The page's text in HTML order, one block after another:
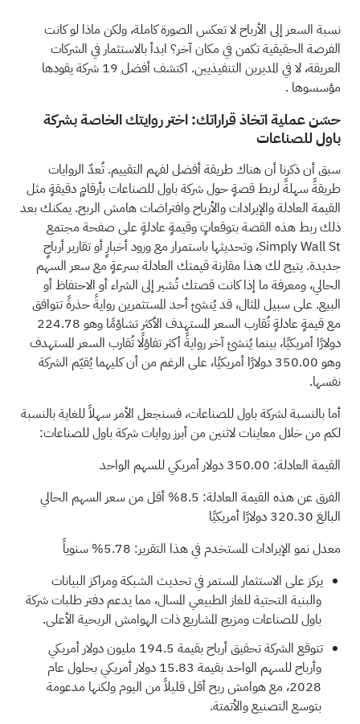
نسبة السعر إلى الأرباح لا تعكس الصورة كاملة، ولكن ماذا لو كانت
الفرصة الحقيقية تكمن في مكان آخر؟ ابدأ بالاستثمار في الشركات
العريقة، لا في المديرين التنفيذيين. اكتشف أفضل 19 شركة يقودها
مؤسسوها .
حسّن عملية اتخاذ قراراتك: اختر روايتك الخاصة بشركة
باول للصناعات
سبق أن ذكرنا أن هناك طريقة أفضل لفهم التقييم. تُعدّ الروايات
طريقةً سهلةً لربط قصةٍ حول شركة باول للصناعات بأرقامٍ دقيقةٍ مثل
القيمة العادلة والإيرادات والأرباح وافتراضات هامش الربح. يمكنك بعد
ذلك ربط هذه القصة بتوقعاتٍ وقيمةٍ عادلةٍ على صفحة مجتمع
Simply Wall St، وتحديثها باستمرار مع ورود أخبارٍ أو تقارير أرباحٍ
جديدة. يتيح لك هذا مقارنة قيمتك العادلة بسرعةٍ مع سعر السهم
الحالي، ومعرفة ما إذا كانت قصتك تُشير إلى الشراء أو الاحتفاظ أو
البيع. على سبيل المثال، قد يُنشئ أحد المستثمرين روايةً حذرةً تتوافق
مع قيمةٍ عادلةٍ تُقارب السعر المستهدف الأكثر تشاؤمًا وهو 224.78
دولارًا أمريكيًا، بينما يُنشئ آخر روايةً أكثر تفاؤلًا تُقارب السعر المستهدف
وهو 350.00 دولارًا أمريكيًا، على الرغم من أن كليهما يُقيّم الشركة
نفسها.
أما بالنسبة لشركة باول للصناعات، فسنجعل الأمر سهلاً للغاية بالنسبة
لكم من خلال معاينات لاثنين من أبرز روايات شركة باول للصناعات:
القيمة العادلة: 350.00 دولار أمريكي للسهم الواحد
الفرق عن هذه القيمة العادلة: 8.5% أقل من سعر السهم الحالي
البالغ 320.30 دولارًا أمريكيًا
معدل نمو الإيرادات المستخدم في هذا التقرير: 5.78% سنوياً
يركز على الاستثمار المستمر في تحديث الشبكة ومراكز البيانات
والبنية التحتية للغاز الطبيعي المسال، مما يدعم دفتر طلبات شركة
باول للصناعات ومزيج المشاريع ذات الهوامش الربحية الأعلى.
تتوقع الشركة تحقيق أرباح بقيمة 194.5 مليون دولار أمريكي
وأرباح للسهم الواحد بقيمة 15.83 دولار أمريكي بحلول عام
2028، مع هوامش ربح أقل قليلاً من اليوم ولكنها مدعومة
بتوسع التصنيع والأتمتة.